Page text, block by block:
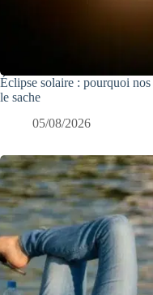
Éclipse solaire : pourquoi nos
le sache
05/08/2026